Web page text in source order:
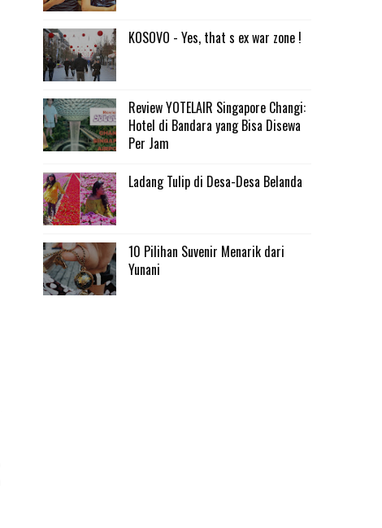
KOSOVO - Yes, that s ex war zone !
Review YOTELAIR Singapore Changi:
Hotel di Bandara yang Bisa Disewa
Per Jam
Ladang Tulip di Desa-Desa Belanda
10 Pilihan Suvenir Menarik dari
Yunani